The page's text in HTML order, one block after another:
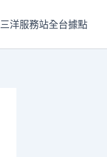
三洋服務站全台據點